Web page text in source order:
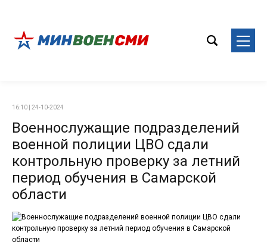
16:10 | 24-10-2024
Военнослужащие подразделений
военной полиции ЦВО сдали
контрольную проверку за летний
период обучения в Самарской
области